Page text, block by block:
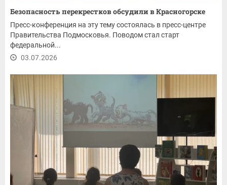
Безопасность перекрестков обсудили в Красногорске
Пресс-конференция на эту тему состоялась в пресс-центре
Правительства Подмосковья. Поводом стал старт
федеральной...
03.07.2026